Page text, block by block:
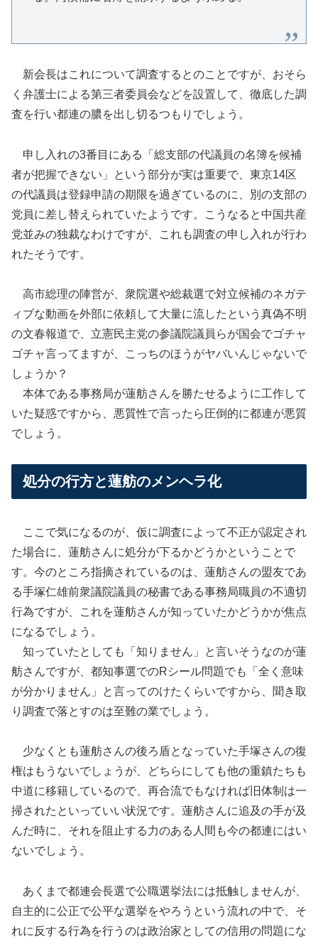
新会長はこれについて調査するとのことですが、おそら
く弁護士による第三者委員会などを設置して、徹底した調
査を行い都連の膿を出し切るつもりでしょう。
申し入れの3番目にある「総支部の代議員の名簿を候補
者が把握できない」という部分が実は重要で、東京14区
の代議員は登録申請の期限を過ぎているのに、別の支部の
党員に差し替えられていたようです。こうなると中国共産
党並みの独裁なわけですが、これも調査の申し入れが行わ
れたそうです。
高市総理の陣営が、衆院選や総裁選で対立候補のネガテ
ィブな動画を外部に依頼して大量に流したという真偽不明
の文春報道で、立憲民主党の参議院議員らが国会でゴチャ
ゴチャ言ってますが、こっちのほうがヤバいんじゃないで
しょうか？
本体である事務局が蓮舫さんを勝たせるように工作して
いた疑惑ですから、悪質性で言ったら圧倒的に都連が悪質
でしょう。
処分の行方と蓮舫のメンヘラ化
ここで気になるのが、仮に調査によって不正が認定され
た場合に、蓮舫さんに処分が下るかどうかということで
す。今のところ指摘されているのは、蓮舫さんの盟友であ
る手塚仁雄前衆議院議員の秘書である事務局職員の不適切
行為ですが、これを蓮舫さんが知っていたかどうかが焦点
になるでしょう。
知っていたとしても「知りません」と言いそうなのが蓮
舫さんですが、都知事選でのRシール問題でも「全く意味
が分かりません」と言ってのけたくらいですから、聞き取
り調査で落とすのは至難の業でしょう。
少なくとも蓮舫さんの後ろ盾となっていた手塚さんの復
権はもうないでしょうが、どちらにしても他の重鎮たちも
中道に移籍しているので、再合流でもなければ旧体制は一
掃されたといっていい状況です。蓮舫さんに追及の手が及
んだ時に、それを阻止する力のある人間も今の都連にはい
ないでしょう。
あくまで都連会長選で公職選挙法には抵触しませんが、
自主的に公正で公平な選挙をやろうという流れの中で、そ
れに反する行為を行うのは政治家としての信用の問題にな